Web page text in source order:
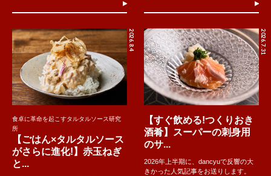
2026.8.4
食卓に革命を起こすタルタルソース研究
所
【ごはん×タルタルソース
がさらに進化!】赤玉ねぎ
と...
2026.7.31
【すぐ飲める!つくりおき
酒肴】スーパーの刺身用
のサ...
2026年上半期に、dancyuで反響の大
きかった人気記事をお送りします。